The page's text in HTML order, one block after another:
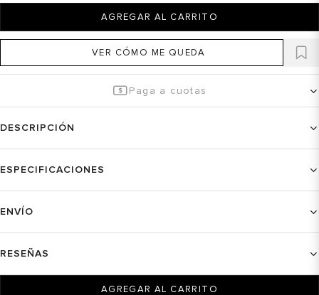
AGREGAR AL CARRITO
VER CÓMO ME QUEDA
Paga a cuotas
DESCRIPCIÓN
ESPECIFICACIONES
ENVÍO
RESEÑAS
AGREGAR AL CARRITO